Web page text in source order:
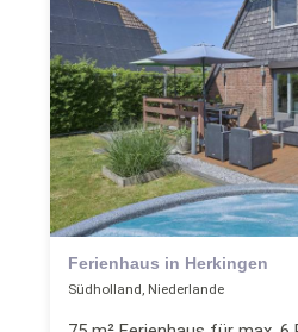
Ferienhaus in Herkingen
Südholland, Niederlande